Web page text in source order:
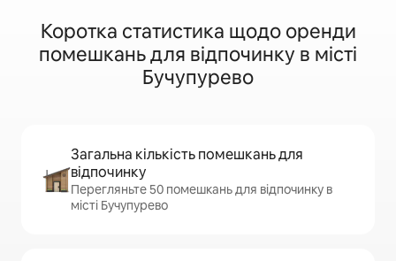
Коротка статистика щодо оренди
помешкань для відпочинку в місті
Бучупурево
Загальна кількість помешкань для
відпочинку
Перегляньте 50 помешкань для відпочинку в
місті Бучупурево